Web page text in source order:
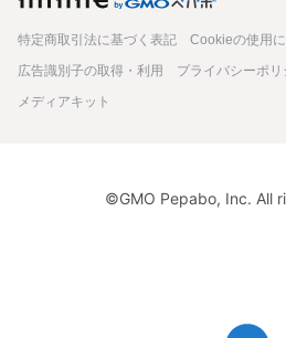
特定商取引法に基づく表記
Cookieの使用
広告識別子の取得・利用
プライバシーポリ
メディアキット
©GMO Pepabo, Inc. All